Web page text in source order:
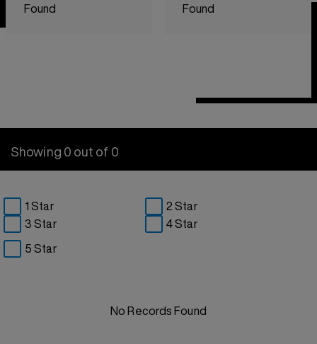
Found
Found
Showing 0 out of 0
1 Star
2 Star
3 Star
4 Star
5 Star
No Records Found